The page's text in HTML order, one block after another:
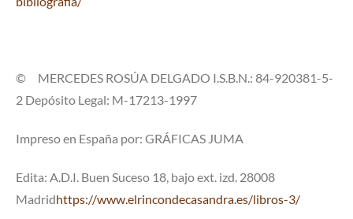
© MERCEDES ROSÚA DELGADO I.S.B.N.: 84-920381-5-
2 Depósito Legal: M-17213-1997
Impreso en España por: GRÁFICAS JUMA
Edita: A.D.I. Buen Suceso 18, bajo ext. izd. 28008
Madridhttps://www.elrincondecasandra.es/libros-3/